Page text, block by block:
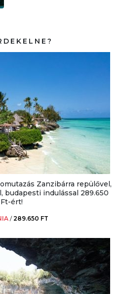
Zanzibárra repülővel,
budapesti indulással 289.650
Ft-ért!
/289.650 FT